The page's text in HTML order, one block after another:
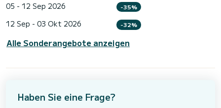
05 - 12 Sep 2026 -35%
12 Sep - 03 Okt 2026 -32%
Alle Sonderangebote anzeigen
Haben Sie eine Frage?